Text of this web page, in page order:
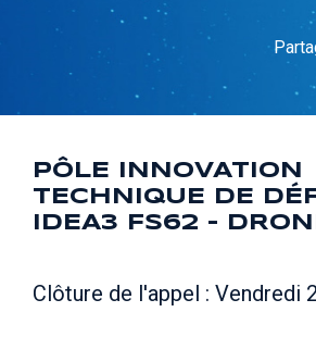
PÔLE INNOVATION
TECHNIQUE DE
IDEA3 FS62 –
Clôture de l'appel : Vendredi